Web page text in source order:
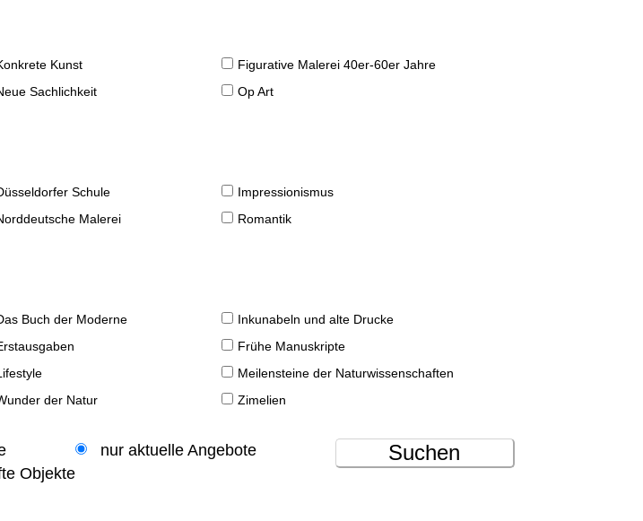
Kunst
Figurative Malerei 40er-60er Jahre
Sachlichkeit
Op Art
Schule
Impressionismus
Malerei
Romantik
Buch der Moderne
Inkunabeln und alte Drucke
Frühe Manuskripte
Meilensteine der Naturwissenschaften
der Natur Zimelien
nur aktuelle Angebote
Objekte
Suchen